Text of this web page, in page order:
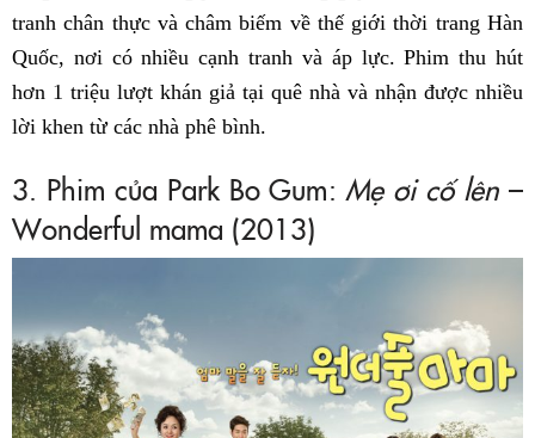
tranh chân thực và châm biếm về thế giới thời trang Hàn
Quốc, nơi có nhiều cạnh tranh và áp lực. Phim thu hút
hơn 1 triệu lượt khán giả tại quê nhà và nhận được nhiều
lời khen từ các nhà phê bình.
3. Phim của Park Bo Gum: Mẹ ơi cố lên –
Wonderful mama (2013)